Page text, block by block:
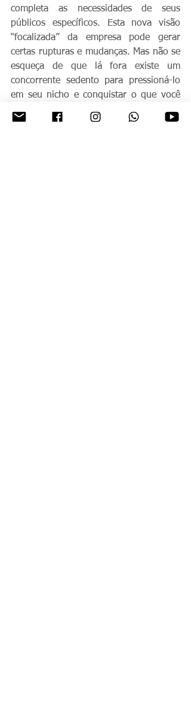
completa as necessidades de seus
públicos específicos. Esta nova visão
“focalizada” da empresa pode gerar
certas rupturas e mudanças. Mas não se
esqueça de que lá fora existe um
concorrente sedento para pressioná-lo
em seu nicho e conquistar o que você
tanto almeja.